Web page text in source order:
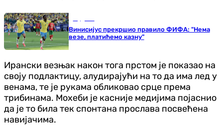
Винисијус прекршио правило ФИФА: "Нема
везе, платићемо казну"
Ирански везњак након тога прстом је показао на
своју подлактицу, алудирајући на то да има лед у
венама, те је рукама обликовао срце према
трибинама. Мохеби је касније медијима појаснио
да је то била тек спонтана прослава посвећена
навијачима.